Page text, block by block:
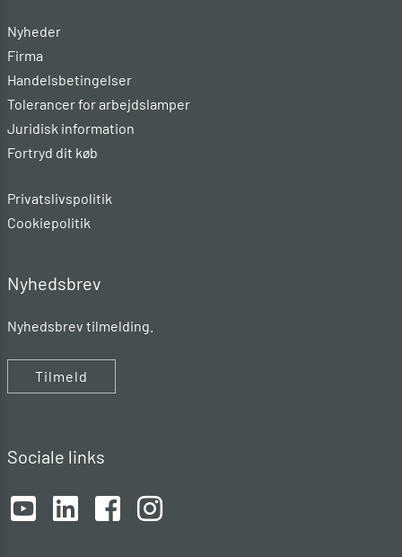
Nyheder
Firma
Handelsbetingelser
Tolerancer for arbejdslamper
Juridisk information
Fortryd dit køb
Privatslivspolitik
Cookiepolitik
Nyhedsbrev
Nyhedsbrev tilmelding.
Tilmeld
Sociale links